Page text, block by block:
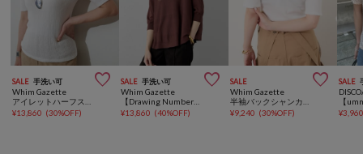
SALE 手洗い可 
Whim Gazette
¥13,860 (30%OFF)
SALE 手洗い可 
Whim Gazette
¥13,860 (40%OFF)
SALE 
Whim Gazette
¥9,240 (30%OFF)
SALE
¥